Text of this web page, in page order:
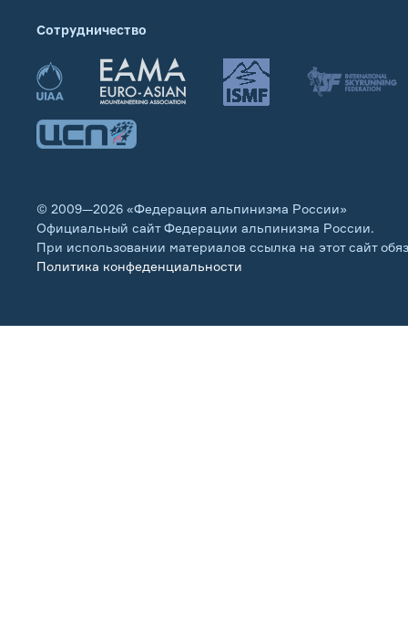
Сотрудничество
© 2009—2026 «Федерация альпинизма России»
Официальный сайт Федерации альпинизма России.
При использовании материалов ссылка на этот сайт
Политика конфеденциальности